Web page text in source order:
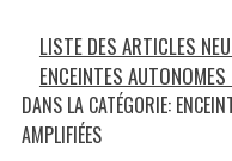
LISTE DES ARTICLES
ENCEINTES
DANS LA CATÉGORIE:
AMPLIFIÉES